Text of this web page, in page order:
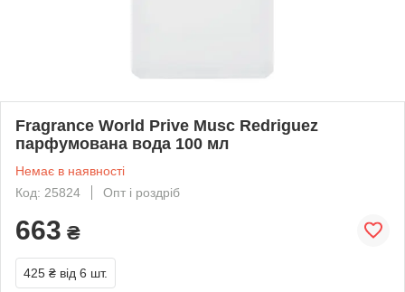
Fragrance World Prive Musc Redriguez
парфумована вода 100 мл
Немає в наявності
Код: 25824
Опт і роздріб
663 ₴
425 ₴ від 6 шт.